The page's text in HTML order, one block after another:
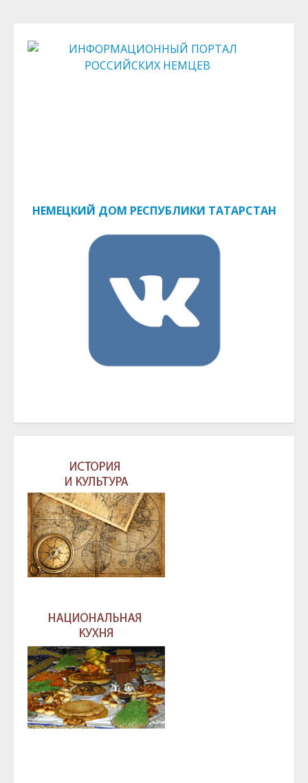
НЕМЕЦКИЙ ДОМ РЕСПУБЛИКИ ТАТАРСТАН